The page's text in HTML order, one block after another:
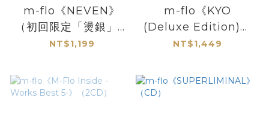
m-flo《NEVEN》
（初回限定「燙銀」式
樣CD + DVD）
NT$1,199
m-flo《KYO
(Deluxe Edition)》
（2CD + DVD）
NT$1,449